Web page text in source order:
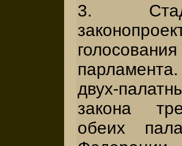
3.
двух-
закона
обеих